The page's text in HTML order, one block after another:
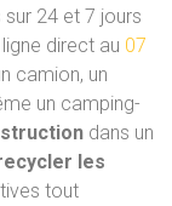
sur 24 et 7 jours
direct au 07
camion, un
un camping-
dans un
les
tout